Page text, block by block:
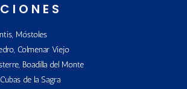
Móstoles
Colmenar Viejo
Boadilla del Monte
de la Sagra